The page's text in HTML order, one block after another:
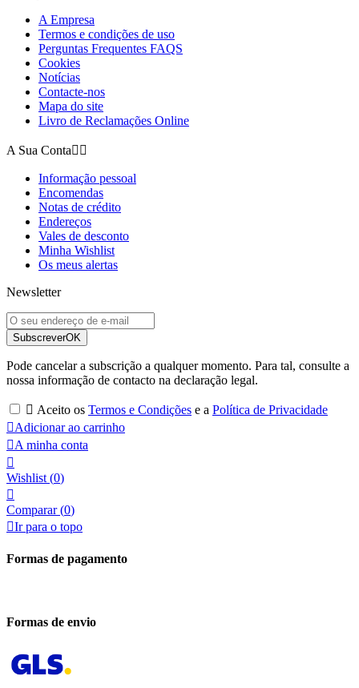
A Empresa
Termos e condições de uso
Perguntas Frequentes FAQS
Cookies
Notícias
Contacte-nos
Mapa do site
Livro de Reclamações Online
A Sua Conta 
Informação pessoal
Encomendas
Notas de crédito
Endereços
Vales de desconto
Minha Wishlist
Os meus alertas
Newsletter
SubscreverOK
Pode cancelar a subscrição a qualquer momento. Para tal, consulte a
nossa informação de contacto na declaração legal.
 Aceito os Termos e Condições e a Política de Privacidade
Adicionar ao carrinho
A minha conta

Wishlist (0)

Comparar (0)
Ir para o topo
Formas de pagamento
Formas de envio